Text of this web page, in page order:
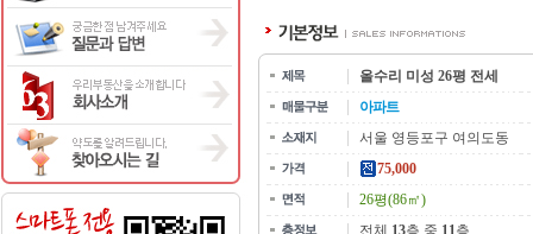
올수리 미성 26평 전세
아파트
서울 영등포구 여의도동
75,000
26평(86㎡)
전체 13층 중 11층